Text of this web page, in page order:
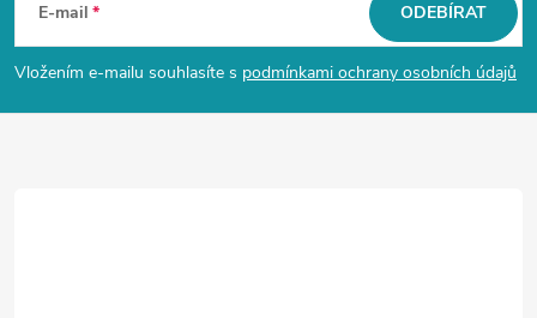
p
a
E-mail
Vložením e-mailu souhlasíte s podmínkami ochrany osobních údajů
ODEBÍRAT